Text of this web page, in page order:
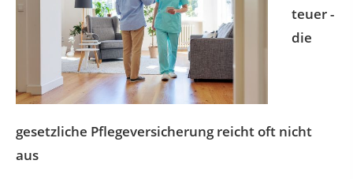
teuer -
die
gesetzliche Pflegeversicherung reicht oft nicht
aus